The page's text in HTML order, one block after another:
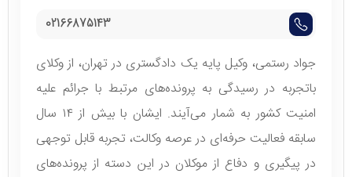
02166875143
جواد رستمی، وکیل پایه یک دادگستری در تهران، از وکلای
با‌تجربه در رسیدگی به پرونده‌های مرتبط با جرائم علیه
امنیت کشور به شمار می‌آیند. ایشان با بیش از ۱۴ سال
سابقه فعالیت حرفه‌ای در عرصه وکالت، تجربه قابل توجهی
در پیگیری و دفاع از موکلان در این دسته از پرونده‌های